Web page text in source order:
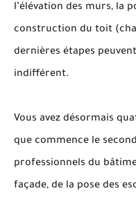
l’élévation des murs, la
construction du toit
dernières étapes
indifférent.
Vous avez désormais
que commence le
professionnels du
façade, de la pose des